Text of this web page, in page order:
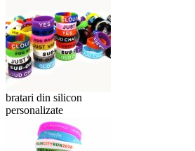
bratari din silicon
personalizate